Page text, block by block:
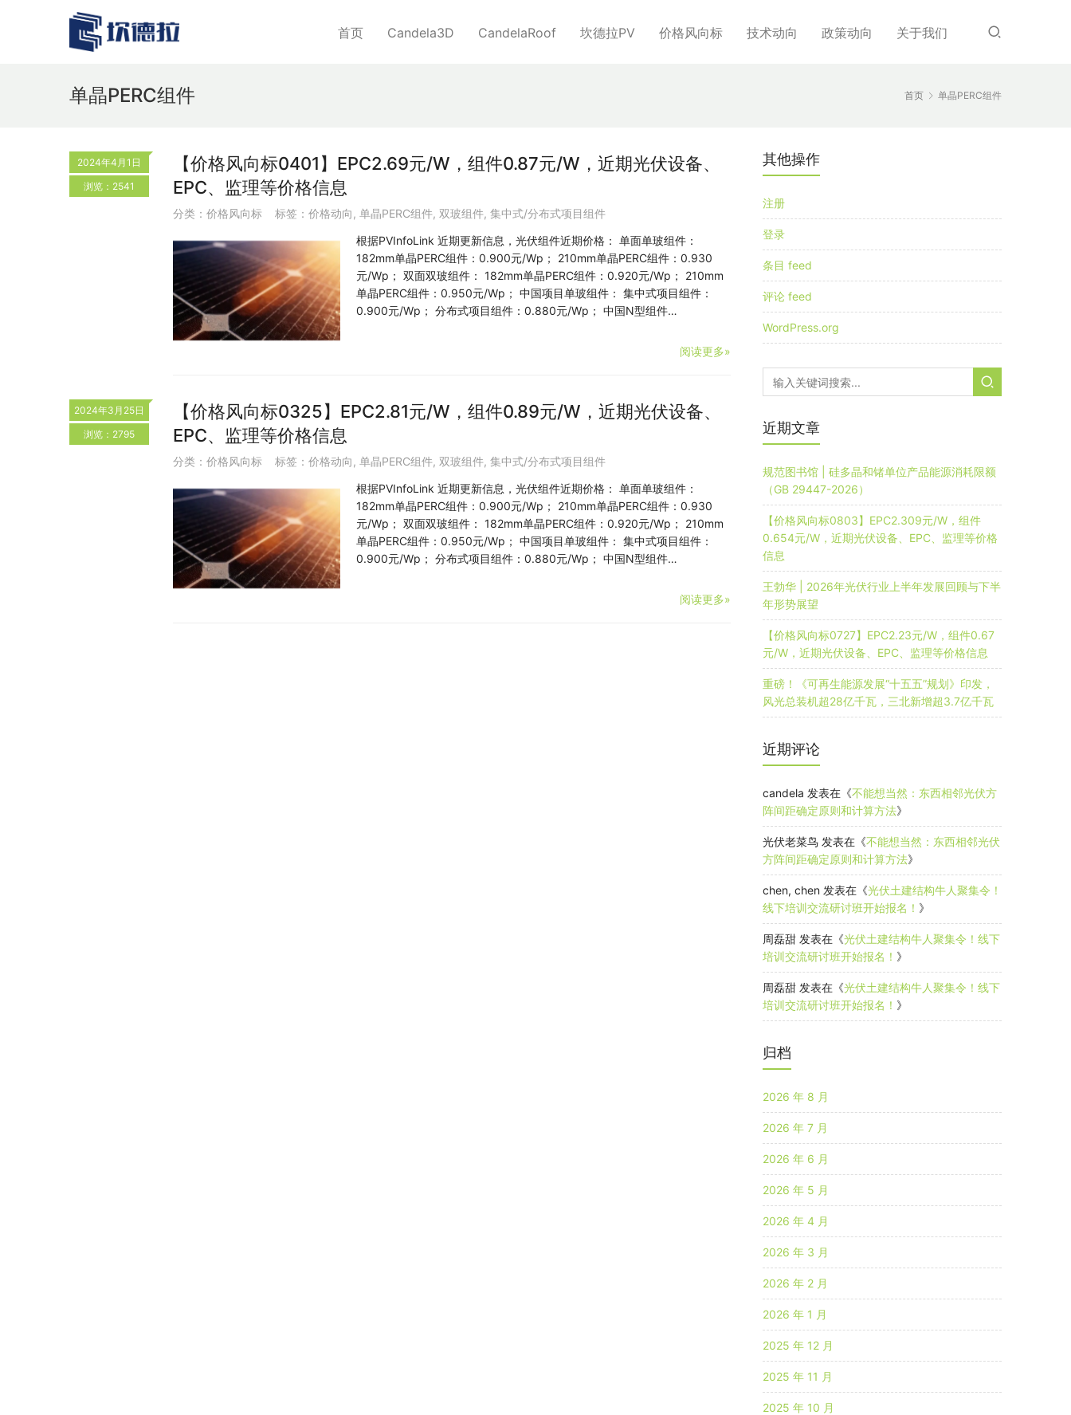
首页 Candela3D CandelaRoof 坎德拉PV 价格风向标 技术动向 政策动向 关于我们
首页 单晶PERC组件
单晶PERC组件
2024年4月1日
浏览：2541
【价格风向标0401】EPC2.69元/W，组件0.87元/W，近期光伏设备、
EPC、监理等价格信息
分类： 价格风向标 标签： 价格动向 , 单晶PERC组件, 双玻组件, 集中式/分布式项目组件
根据PVInfoLink 近期更新信息，光伏组件近期价格： 单面单玻组件：
182mm单晶PERC组件：0.900元/Wp； 210mm单晶PERC组件：0.930
元/Wp； 双面双玻组件： 182mm单晶PERC组件：0.920元/Wp； 210mm
单晶PERC组件：0.950元/Wp； 中国项目单玻组件： 集中式项目组件：
0.900元/Wp； 分布式项目组件：0.880元/Wp； 中国N型组件…
阅读更多»
2024年3月25日
浏览：2795
【价格风向标0325】EPC2.81元/W，组件0.89元/W，近期光伏设备、
EPC、监理等价格信息
分类： 价格风向标 标签： 价格动向 , 单晶PERC组件, 双玻组件, 集中式/分布式项目组件
根据PVInfoLink 近期更新信息，光伏组件近期价格： 单面单玻组件：
182mm单晶PERC组件：0.900元/Wp； 210mm单晶PERC组件：0.930
元/Wp； 双面双玻组件： 182mm单晶PERC组件：0.920元/Wp； 210mm
单晶PERC组件：0.950元/Wp； 中国项目单玻组件： 集中式项目组件：
0.900元/Wp； 分布式项目组件：0.880元/Wp； 中国N型组件…
阅读更多»
其他操作
注册
登录
条目 feed
评论 feed
WordPress.org
近期文章
规范图书馆 | 硅多晶和锗单位产品能源消耗限额
（GB 29447-2026）
【价格风向标0803】EPC2.309元/W，组件
0.654元/W，近期光伏设备、EPC、监理等价格
信息
王勃华 | 2026年光伏行业上半年发展回顾与下半
年形势展望
【价格风向标0727】EPC2.23元/W，组件0.67
元/W，近期光伏设备、EPC、监理等价格信息
重磅！《可再生能源发展“十五五”规划》印发，
风光总装机超28亿千瓦，三北新增超3.7亿千瓦
近期评论
candela 发表在《不能想当然：东西相邻光伏方
阵间距确定原则和计算方法》
光伏老菜鸟 发表在《不能想当然：东西相邻光伏
方阵间距确定原则和计算方法》
chen, chen 发表在《光伏土建结构牛人聚集令！
线下培训交流研讨班开始报名！ 》
周磊甜 发表在《光伏土建结构牛人聚集令！线下
培训交流研讨班开始报名！ 》
周磊甜 发表在《光伏土建结构牛人聚集令！线下
培训交流研讨班开始报名！ 》
归档
2026 年 8 月
2026 年 7 月
2026 年 6 月
2026 年 5 月
2026 年 4 月
2026 年 3 月
2026 年 2 月
2026 年 1 月
2025 年 12 月
2025 年 11 月
2025 年 10 月